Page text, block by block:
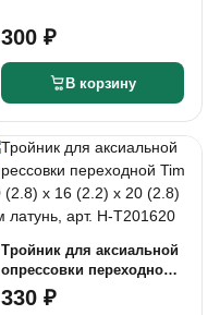
300 ₽
В корзину
Тройник для аксиальной
опрессовки переходной
Tim 20 (2.8) х 16 (2.2) х 20
(2.8) мм латунь, арт. H-
330 ₽